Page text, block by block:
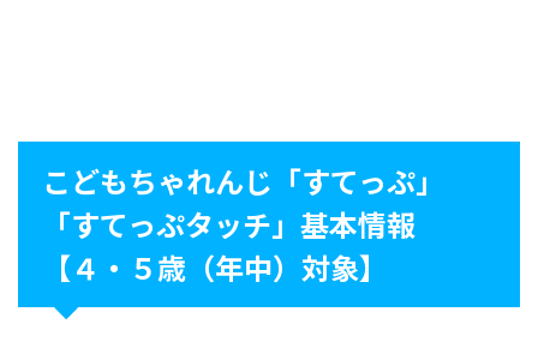
こどもちゃれんじ「すてっぷ」
「すてっぷタッチ」基本情報
【４・５歳（年中）対象】